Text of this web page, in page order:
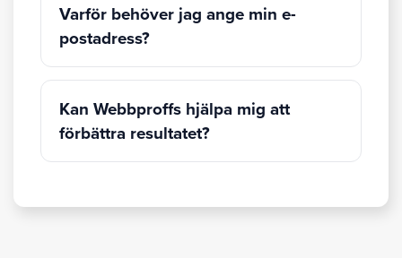
Varför behöver jag ange min e-
postadress?
Kan Webbproffs hjälpa mig att
förbättra resultatet?